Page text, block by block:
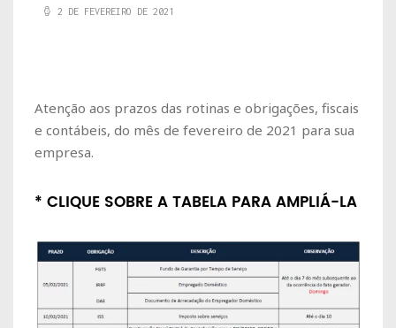
2 DE FEVEREIRO DE 2021
Atenção aos prazos das rotinas e obrigações, fiscais
e contábeis, do mês de fevereiro de 2021 para sua
empresa.
* CLIQUE SOBRE A TABELA PARA AMPLIÁ-LA